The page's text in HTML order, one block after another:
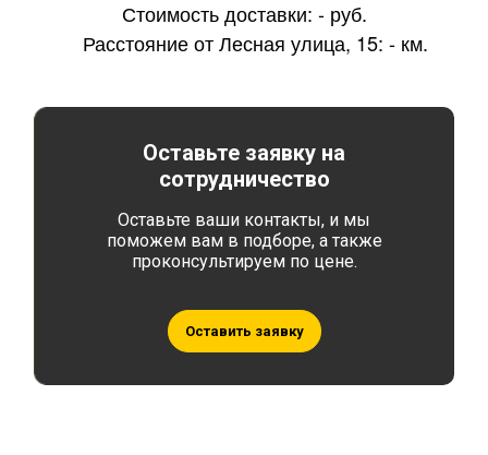
Стоимость доставки: -руб.
Расстояние от Лесная улица, 15: -км.
Оставьте заявку на
сотрудничество
Оставьте ваши контакты, и мы
поможем вам в подборе, а также
проконсультируем по цене.
Оставить заявку